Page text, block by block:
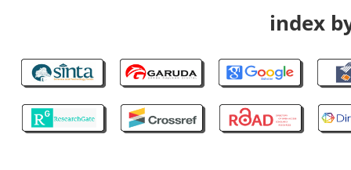
index